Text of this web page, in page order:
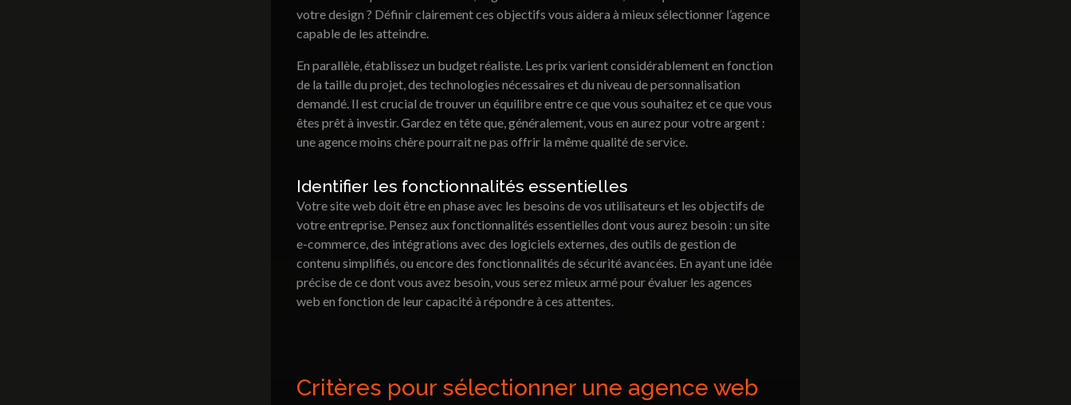
votre design ? Définir clairement ces objectifs vous aidera à mieux sélectionner l’agence
capable de les atteindre.
En parallèle, établissez un budget réaliste. Les prix varient considérablement en fonction
de la taille du projet, des technologies nécessaires et du niveau de personnalisation
demandé. Il est crucial de trouver un équilibre entre ce que vous souhaitez et ce que vous
êtes prêt à investir. Gardez en tête que, généralement, vous en aurez pour votre argent :
une agence moins chère pourrait ne pas offrir la même qualité de service.
Identifier les fonctionnalités essentielles
Votre site web doit être en phase avec les besoins de vos utilisateurs et les objectifs de
votre entreprise. Pensez aux fonctionnalités essentielles dont vous aurez besoin : un site
e-commerce, des intégrations avec des logiciels externes, des outils de gestion de
contenu simplifiés, ou encore des fonctionnalités de sécurité avancées. En ayant une idée
précise de ce dont vous avez besoin, vous serez mieux armé pour évaluer les agences
web en fonction de leur capacité à répondre à ces attentes.
Critères pour sélectionner une agence web